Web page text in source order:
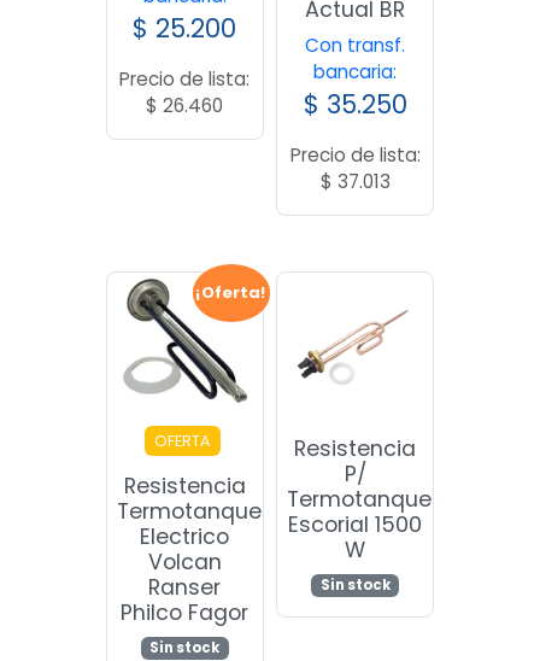
$ 25.200
Precio de lista:
$ 26.460
Actual BR
Con transf.
bancaria:
$ 35.250
Precio de lista:
$ 37.013
¡Oferta!
OFERTA
Resistencia
Termotanque
Electrico
Volcan
Ranser
Philco Fagor
Sin stock
Resistencia
P/
Termotanque
Escorial 1500
W
Sin stock